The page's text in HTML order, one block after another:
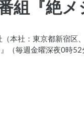
組『絶
（本社：東京都新宿区
』（毎週金曜深夜0時